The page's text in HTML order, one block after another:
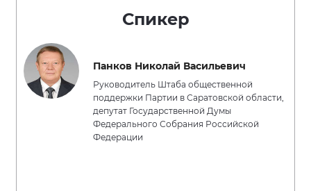
Спикер
Панков Николай Васильевич
Руководитель Штаба общественной
поддержки Партии в Саратовской области,
депутат Государственной Думы
Федерального Собрания Российской
Федерации